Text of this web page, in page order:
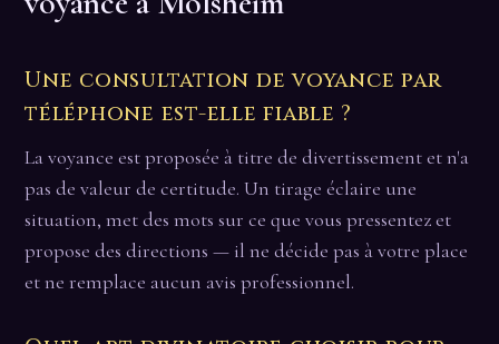
Une consultation de voyance par
téléphone est-elle fiable ?
La voyance est proposée à titre de divertissement et n'a
pas de valeur de certitude. Un tirage éclaire une
situation, met des mots sur ce que vous pressentez et
propose des directions — il ne décide pas à votre place
et ne remplace aucun avis professionnel.